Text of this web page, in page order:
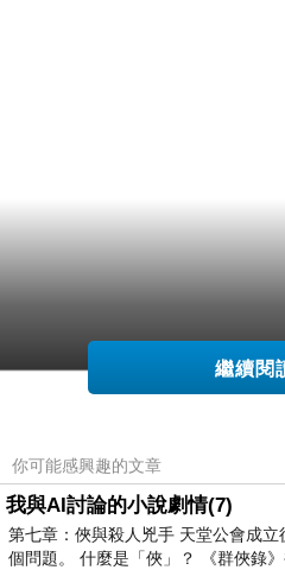
繼續閱
你可能感興趣的文章
我與AI討論的小說劇情(7)
第七章：俠與殺人兇手 天堂公會成
個問題。 什麼是「俠」？ 《群俠錄